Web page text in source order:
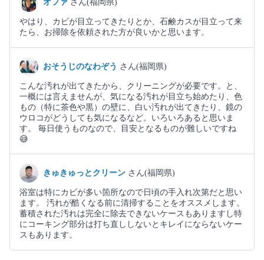
オファ さん(福岡県)
やはり、カビが目立ってきたりとか、石鹸カスが目立って来
たら、お掃除を依頼された方が良いかと思います。
おそうじのなわぞう さん(福岡県)
こんな汚れが出てきたから、クリーニングが必要です。と、
一概には言えませんが、気になる汚れが目立ち始めたり、色
もの（特に茶色や黒）の壁に、白い汚れが出てきたり、鏡の
ウロコがどうしても気になるなど。いろいろあると思いま
す。 毎日使うものなので、目安となるものが難しいですね
😅
きゅきゅっとクリーン さん(福岡県)
浴室は特にカビが多い箇所なので日頃の手入れ次第だと思い
ます。 汚れが酷くなる前に清掃することをオススメします。
蓄積された汚れは完全に除去できないケースもありますし特
にコーキング部分は打ち直ししないとキレイにならないケー
スもあります。